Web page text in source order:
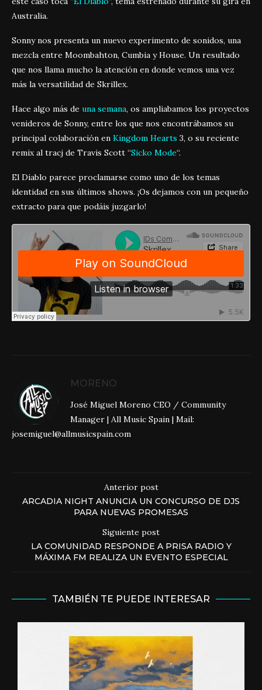
Australia.
Sonny nos presenta un nuevo experimento de sonidos, una
mezcla entre Moombahton, Cumbia y House. Un resultado
que nos llama mucho la atención en donde vemos una vez
más la versatilidad de Skrillex.
Hace algo más de una semana, os ampliabamos los proyectos
venideros de Sonny, entre los que nos encontrábamos su
principal colaboración en Kingdom Hearts 3, o su reciente
remix al tracj de Travis Scott “Sicko Mode“.
El Diablo parece proclamarse como uno de los temas
identidad en sus últimos shows. ¡Os dejamos con un pequeño
extracto para que podáis juzgarlo!
MORENO
José Miguel Moreno CEO / Community
Manager | All Music Spain | Mail:
josemiguel@allmusicspain.com
Anterior post
ARCADIA NIGHT ANUNCIA UN CONCURSO DE DJS
PARA NUEVAS PROMESAS
Siguiente post
LA COMUNIDAD RESPONDE A PRISA RADIO Y
MÁXIMA FM REALIZA UN EVENTO ESPECIAL
TAMBIÉN TE PUEDE INTERESAR